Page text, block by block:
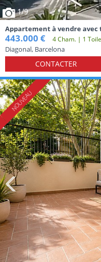
1/9
Appartement à vendre avec
l'Eixample à Barcelone
443.000 € 4 Cham. | 1
Diagonal, Barcelona
CONTACTER